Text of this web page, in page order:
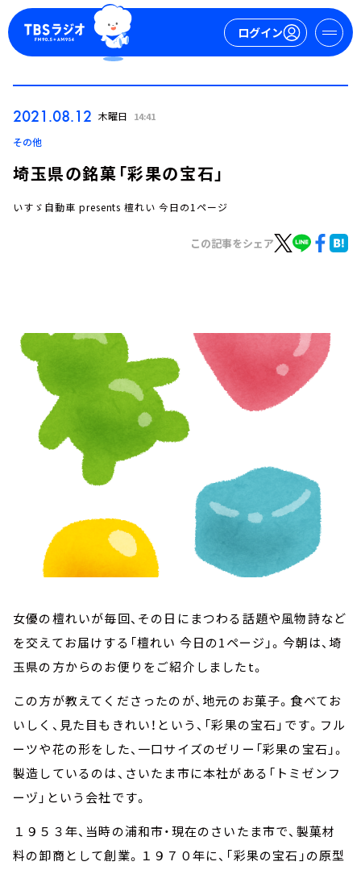
ログイン
トピックス
TBS Podcast
イベント・グッズ
YouTube
2021.08.12 木曜日 14:41
その他
埼玉県の銘菓「彩果の宝石」
いすゞ自動車 presents 檀れい 今日の1ページ
この記事をシェア
女優の檀れいが毎回、その日にまつわる話題や風物詩など
を交えてお届けする「檀れい 今日の1ページ」。今朝は、埼
玉県の方からのお便りをご紹介しましたt。
この方が教えてくださったのが、地元のお菓子。食べてお
いしく、見た目もきれい！という、「彩果の宝石」です。フル
ーツや花の形をした、一口サイズのゼリー「彩果の宝石」。
製造しているのは、さいたま市に本社がある「トミゼンフ
ーヅ」という会社です。
１９５３年、当時の浦和市・現在のさいたま市で、製菓材
料の卸商として創業。１９７０年に、「彩果の宝石」の原型